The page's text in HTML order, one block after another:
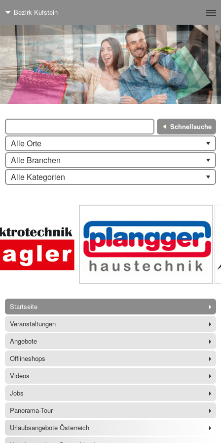
Bezirk Kufstein
Schnellsuche
Alle Orte
Alle Branchen
Alle Kategorien
Startseite
Veranstaltungen
Angebote
Offlineshops
Videos
Jobs
Panorama-Tour
Urlaubsangebote Österreich